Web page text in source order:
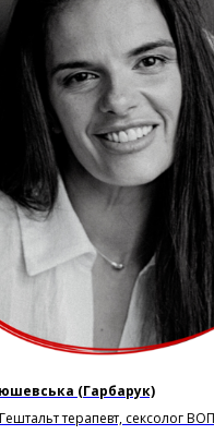
(Гарбарук)
терапевт, сексолог